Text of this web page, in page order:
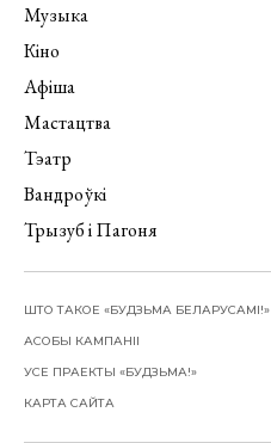
Музыка
Кіно
Афіша
Мастацтва
Тэатр
Вандроўкі
Трызуб і Пагоня
ШТО ТАКОЕ «БУДЗЬМА БЕЛАРУСАМІ!»
АСОБЫ КАМПАНІІ
УСЕ ПРАЕКТЫ «БУДЗЬМА!»
КАРТА САЙТА